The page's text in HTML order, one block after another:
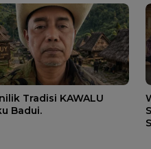
Tradisi KAWALU
Badui.